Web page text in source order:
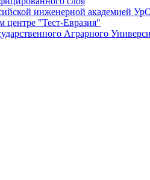
инженерной академией
центре "Тест-Евразия"
Аграрного